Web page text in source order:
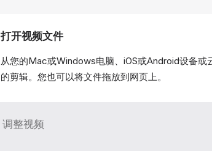
打开视频文件
从您的Mac或Windows电脑、iOS或Android设备或
的剪辑。您也可以将文件拖放到网页上。
调整视频